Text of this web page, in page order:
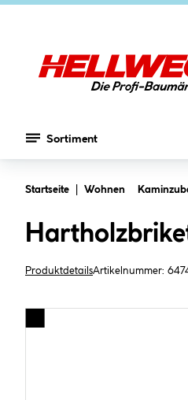
Sortiment
Startseite Wohnen
ProduktdetailsArtikelnummer: